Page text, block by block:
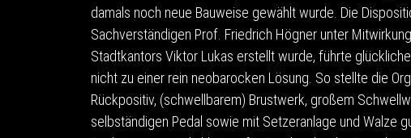
damals noch neue Bauweise gewählt wurde. Die
Sachverständigen Prof. Friedrich Högner unter
Stadtkantors Viktor Lukas erstellt wurde, führte
nicht zu einer rein neobarocken Lösung. So stellte die
Rückpositiv, (schwellbarem) Brustwerk, großem
selbständigen Pedal sowie mit Setzeranlage und Walze